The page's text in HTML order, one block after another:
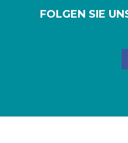
FOLGEN SIE